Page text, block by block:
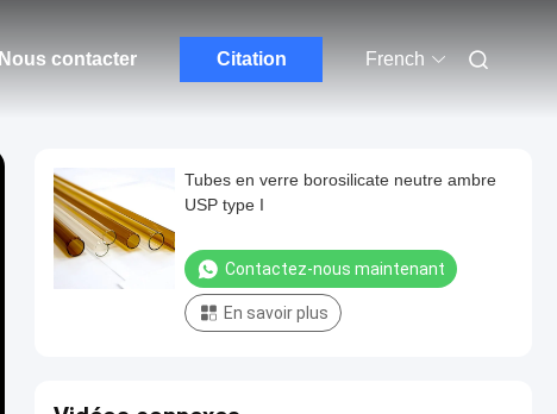
Nous contacter Citation French
Tubes en verre borosilicate neutre ambre
USP type I
Contactez-nous maintenant
En savoir plus